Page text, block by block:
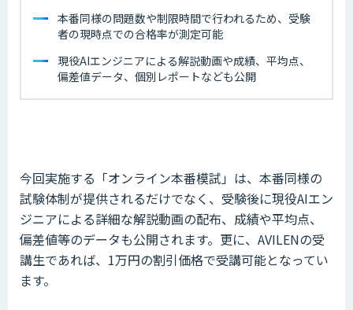
本番同様の問題数や制限時間で行われるため、受験
者の現時点での合格率が測定可能
現役AIエンジニアによる解説動画や成績、平均点、
偏差値データ、個別レポートなども公開
今回実施する「オンライン本番模試」は、本番同様の
試験体制が提供されるだけでなく、受験後に現役AIエン
ジニアによる詳細な解説動画の配布、成績や平均点、
偏差値等のデータも公開されます。更に、AVILENの受
講生であれば、1万円の割引価格で受講可能となってい
ます。